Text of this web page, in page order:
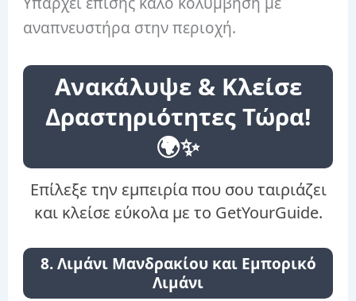
αναπνευστήρα στην περιοχή.
Ανακάλυψε & Κλείσε
Δραστηριότητες Τώρα!
🌍✨
Επίλεξε την εμπειρία που σου ταιριάζει
και κλείσε εύκολα με το GetYourGuide.
8. Λιμάνι Μανδρακίου και Εμπορικό
Λιμάνι